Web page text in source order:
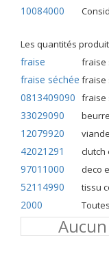
10084000 Considéré dans les
Les quantités produits restent modestes, mais cette plante présente malgré tout de nombreuses
fraise fraise
fraise séchée fraise
0813409090 fraise
33029090
12079920
42021291 clutch
97011000 deco
52114990 tissu
2000 Toutes